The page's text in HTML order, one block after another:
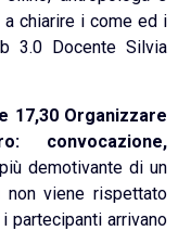
chiarire i come ed i
3.0 Docente Silvia
17,30 Organizzare
convocazione,
demotivante di un
non viene rispettato
partecipanti arrivano